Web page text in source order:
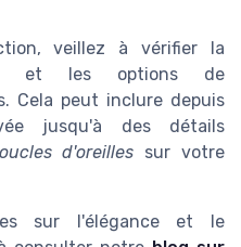
veillez à vérifier la
et les options de
Cela peut inclure depuis
jusqu'à des détails
d'oreilles sur votre
sur l'élégance et le